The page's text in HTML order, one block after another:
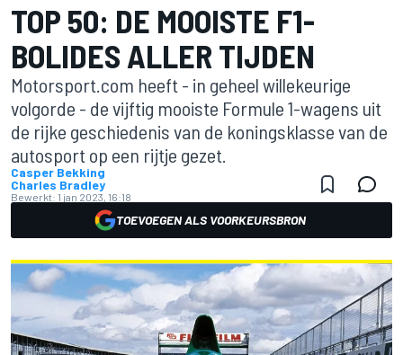
TOP 50: DE MOOISTE F1-
BOLIDES ALLER TIJDEN
Motorsport.com heeft - in geheel willekeurige
volgorde - de vijftig mooiste Formule 1-wagens uit
de rijke geschiedenis van de koningsklasse van de
autosport op een rijtje gezet.
Casper Bekking
Charles Bradley
Bewerkt: 1 jan 2023, 16:18
TOEVOEGEN ALS VOORKEURSBRON